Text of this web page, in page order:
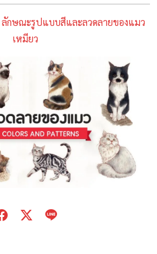
ลักษณะรูปแบบสีและลวดลายของแมว
เหมียว